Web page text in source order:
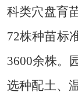
科类穴盘育
72株种苗标
3600余株。
选种配土、